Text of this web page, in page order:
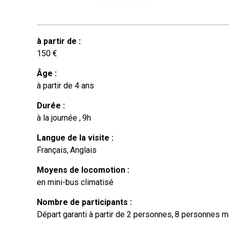
à partir de :
150 €
Âge :
à partir de 4 ans
Durée :
à la journée 9h
Langue de la visite :
Français Anglais
Moyens de locomotion :
en mini-bus climatisé
Nombre de participants :
Départ garanti à partir de 2 personnes 8 personnes